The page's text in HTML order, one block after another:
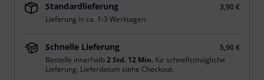
Standardlieferung
3,90 €
Lieferung in ca. 1-3 Werktagen
Schnelle Lieferung
5,90 €
Bestelle innerhalb2 Std. 12 Min.für schnellstmögliche
Lieferung. Lieferdatum siehe Checkout.